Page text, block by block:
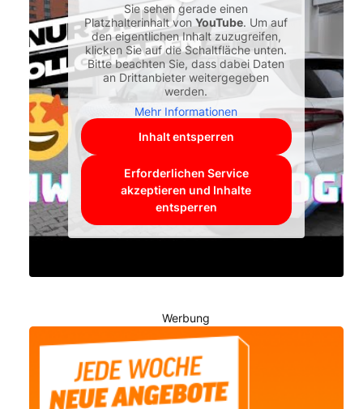
Sie sehen gerade einen
Platzhalterinhalt vonYouTube. Um auf
den eigentlichen Inhalt zuzugreifen,
klicken Sie auf die Schaltfläche unten.
Bitte beachten Sie, dass dabei Daten
an Drittanbieter weitergegeben
werden.
Mehr Informationen
Inhalt entsperren
Erforderlichen Service
akzeptieren und Inhalte
entsperren
Werbung